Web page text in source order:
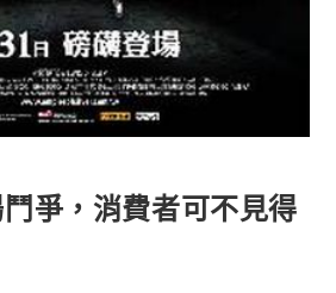
爭，消費者可不見得